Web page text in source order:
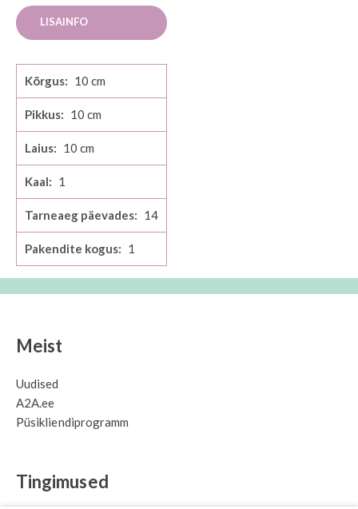
LISAINFO
10
10
10
1
14
1
Meist
Uudised
A2A.ee
Püsikliendiprogramm
Tingimused